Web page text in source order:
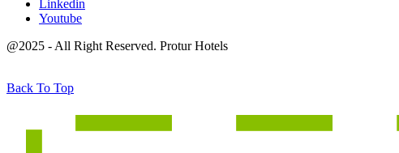
Linkedin
Youtube
@2025 - All Right Reserved. Protur Hotels
Back To Top